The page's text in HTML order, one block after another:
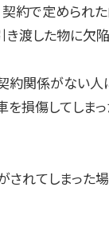
約で定められ
渡した物に欠
関係がない人
損傷してしま
れてしまった